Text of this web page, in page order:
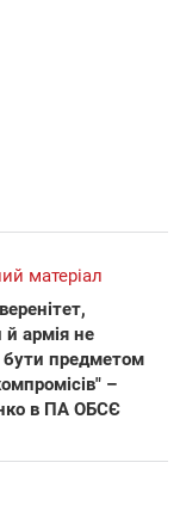
матеріал
й армія не
бути предметом
–
в ПА ОБСЄ